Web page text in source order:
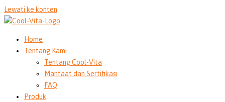
Lewati ke konten
Home
Tentang Kami
Tentang Cool-Vita
Manfaat dan Sertifikasi
FAQ
Produk